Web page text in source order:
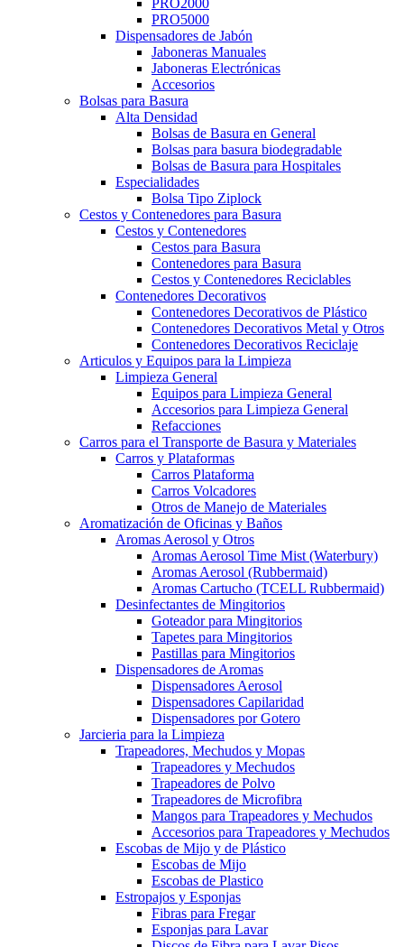
PRO2000
PRO5000
Dispensadores de Jabón
Jaboneras Manuales
Jaboneras Electrónicas
Accesorios
Bolsas para Basura
Alta Densidad
Bolsas de Basura en General
Bolsas para basura biodegradable
Bolsas de Basura para Hospitales
Especialidades
Bolsa Tipo Ziplock
Cestos y Contenedores para Basura
Cestos y Contenedores
Cestos para Basura
Contenedores para Basura
Cestos y Contenedores Reciclables
Contenedores Decorativos
Contenedores Decorativos de Plástico
Contenedores Decorativos Metal y Otros
Contenedores Decorativos Reciclaje
Articulos y Equipos para la Limpieza
Limpieza General
Equipos para Limpieza General
Accesorios para Limpieza General
Refacciones
Carros para el Transporte de Basura y Materiales
Carros y Plataformas
Carros Plataforma
Carros Volcadores
Otros de Manejo de Materiales
Aromatización de Oficinas y Baños
Aromas Aerosol y Otros
Aromas Aerosol Time Mist (Waterbury)
Aromas Aerosol (Rubbermaid)
Aromas Cartucho (TCELL Rubbermaid)
Desinfectantes de Mingitorios
Goteador para Mingitorios
Tapetes para Mingitorios
Pastillas para Mingitorios
Dispensadores de Aromas
Dispensadores Aerosol
Dispensadores Capilaridad
Dispensadores por Gotero
Jarcieria para la Limpieza
Trapeadores, Mechudos y Mopas
Trapeadores y Mechudos
Trapeadores de Polvo
Trapeadores de Microfibra
Mangos para Trapeadores y Mechudos
Accesorios para Trapeadores y Mechudos
Escobas de Mijo y de Plástico
Escobas de Mijo
Escobas de Plastico
Estropajos y Esponjas
Fibras para Fregar
Esponjas para Lavar